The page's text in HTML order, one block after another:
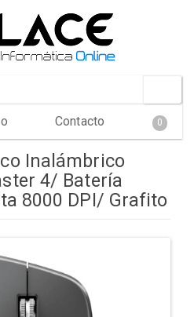
Contacto 0
Inalámbrico
4/ Batería
8000 DPI/ Grafito